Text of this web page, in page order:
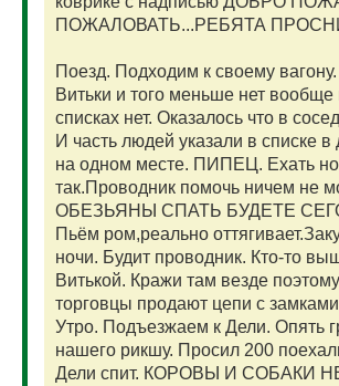
ПОЖАЛОВАТЬ...РЕБЯТА
Поезд. Подходим к своему
Витьки и того меньше нет
списках нет. Оказалось что в
И часть людей указали в списке
на одном месте. ПИПЕЦ. Ехать
так.Проводник помочь ничем не
ОБЕЗЬЯНЫ СПАТЬ БУДЕТЕ
Пьём ром,реально
ночи. Будит проводник. Кто-то
Витькой. Кражи там везде
торговцы продают цепи с
Утро. Подъезжаем к Дели. Опять
нашего рикшу. Просил 200
Дели спит. КОРОВЫ И СОБАКИ